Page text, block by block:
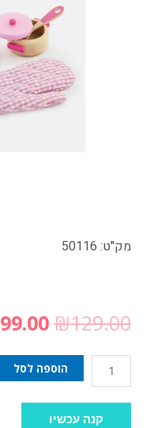
מק"ט: 50116
₪129.00
99.00
הוספה לסל
קנה עכשיו